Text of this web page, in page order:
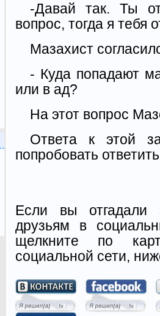
-Давай так. Ты
вопрос, тогда я тебя
Мазахист
- Куда попадают
или в ад?
На этот вопрос
Ответа к этой
попробовать
Если вы отгадали
друзьям в
щелкните по
социальной сети,